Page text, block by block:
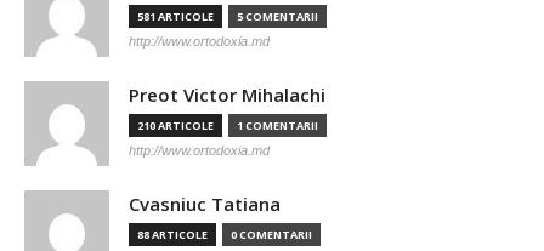
581 ARTICOLE 5 COMENTARII
http://www.ortodoxia.md
Preot Victor Mihalachi
210 ARTICOLE 1 COMENTARII
http://www.ortodoxia.md
Cvasniuc Tatiana
88 ARTICOLE 0 COMENTARII